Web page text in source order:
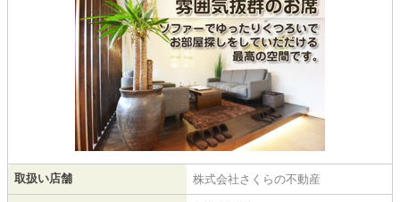
取扱い店舗 株式会社さくらの不動産